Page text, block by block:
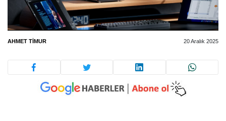
AHMET TIMUR 20 Aralık 2025